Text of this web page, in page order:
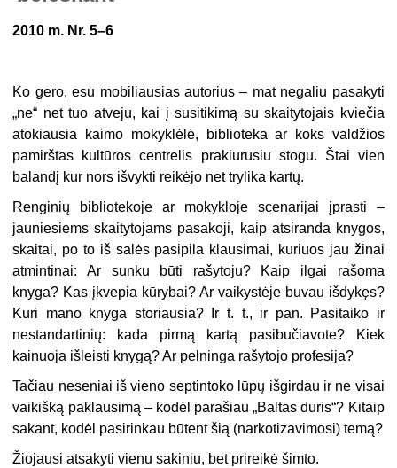
2010 m. Nr. 5–6
Ko gero, esu mobiliausias autorius – mat negaliu pasakyti
„ne“ net tuo atveju, kai į susitikimą su skaitytojais kviečia
atokiausia kaimo mokyklėlė, biblioteka ar koks valdžios
pamirštas kultūros centrelis prakiurusiu stogu. Štai vien
balandį kur nors išvykti reikėjo net trylika kartų.
Renginių bibliotekoje ar mokykloje scenarijai įprasti –
jauniesiems skaitytojams pasakoji, kaip atsiranda knygos,
skaitai, po to iš salės pasipila klausimai, kuriuos jau žinai
atmintinai: Ar sunku būti rašytoju? Kaip ilgai rašoma
knyga? Kas įkvepia kūrybai? Ar vaikystėje buvau išdykęs?
Kuri mano knyga storiausia? Ir t. t., ir pan. Pasitaiko ir
nestandartinių: kada pirmą kartą pasibučiavote? Kiek
kainuoja išleisti knygą? Ar pelninga rašytojo profesija?
Tačiau neseniai iš vieno septintoko lūpų išgirdau ir ne visai
vaikišką paklausimą – kodėl parašiau „Baltas duris“? Kitaip
sakant, kodėl pasirinkau būtent šią (narkotizavimosi) temą?
Žiojausi atsakyti vienu sakiniu, bet prireikė šimto.